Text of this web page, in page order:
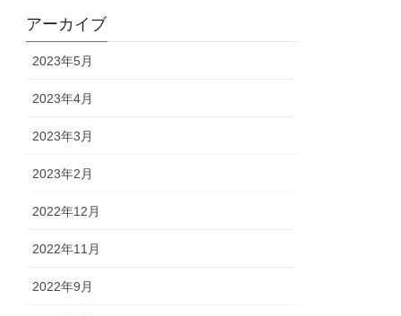
アーカイブ
2023年5月
2023年4月
2023年3月
2023年2月
2022年12月
2022年11月
2022年9月